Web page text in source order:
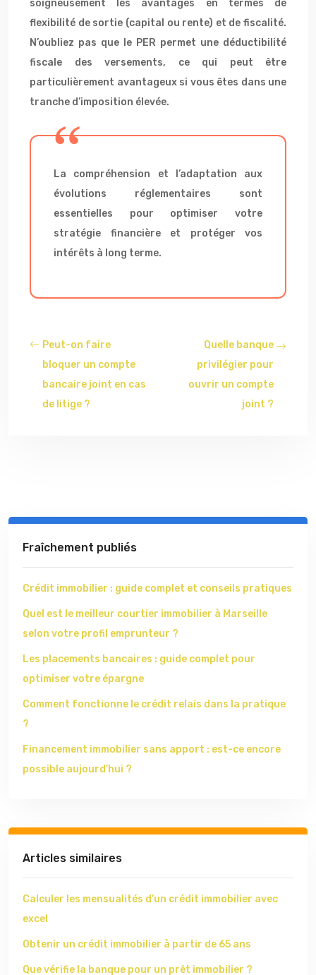
soigneusement les avantages en termes de
flexibilité de sortie (capital ou rente) et de fiscalité.
N’oubliez pas que le PER permet une déductibilité
fiscale des versements, ce qui peut être
particulièrement avantageux si vous êtes dans une
tranche d’imposition élevée.
La compréhension et l’adaptation aux
évolutions réglementaires sont
essentielles pour optimiser votre
stratégie financière et protéger vos
intérêts à long terme.
Peut-on faire
bloquer un compte
bancaire joint en cas
de litige ?
Quelle banque
privilégier pour
ouvrir un compte
joint ?
Fraîchement publiés
Crédit immobilier : guide complet et conseils pratiques
Quel est le meilleur courtier immobilier à Marseille
selon votre profil emprunteur ?
Les placements bancaires : guide complet pour
optimiser votre épargne
Comment fonctionne le crédit relais dans la pratique
?
Financement immobilier sans apport : est-ce encore
possible aujourd’hui ?
Articles similaires
Calculer les mensualités d’un crédit immobilier avec
excel
Obtenir un crédit immobilier à partir de 65 ans
Que vérifie la banque pour un prêt immobilier ?